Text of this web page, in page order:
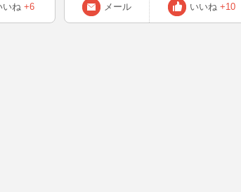
いね +6 メール いいね +10